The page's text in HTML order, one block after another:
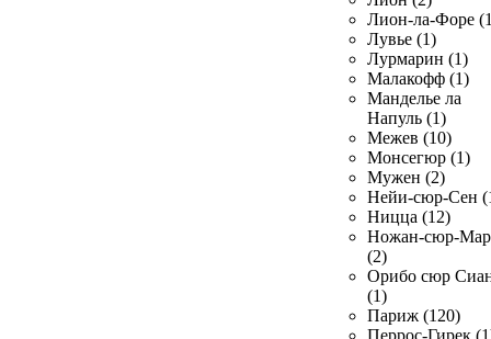
Лион-ла-Форе
Лувье (1)
Лурмарин (1)
Малакофф (1)
Манделье ла
Напуль (1)
Межев (10)
Монсегюр (1)
Мужен (2)
Нейи-сюр-Сен
Ницца (12)
Ножан-сюр-
(2)
Орибо сюр
(1)
Париж (120)
Перрос-Гирек